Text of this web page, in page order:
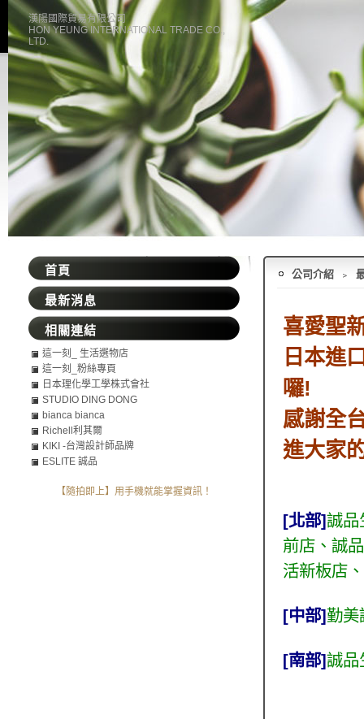
漢陽國際貿易有限公司
HON YEUNG INTERNATIONAL TRADE CO.,
LTD.
公司介紹 ﹥
喜愛聖
日本進
囉!
感謝全
進大家
[北部]誠品
前店 、 誠
活新板店 、
[中部]勤美
[南部]誠品
首頁
最新消息
相關連結
這一刻_ 生活選物店
這一刻_粉絲專頁
日本理化學工學株式會社
STUDIO DING DONG
bianca bianca
Richell利其爾
KIKI -台灣設計師品牌
ESLITE 誠品
【隨拍即上】用手機就能掌握資訊！